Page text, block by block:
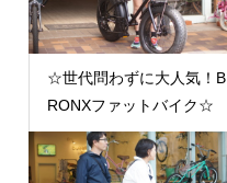
☆世代問わずに大人気！B
RONXファットバイク☆